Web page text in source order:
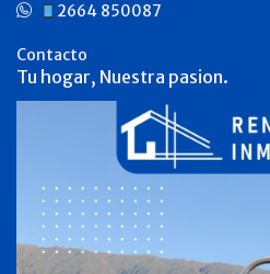
2664 850087
Contacto
Tu hogar, Nuestra pasion.